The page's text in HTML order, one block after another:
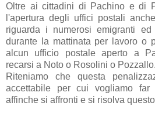
Oltre ai cittadini di Pachino e di
l'apertura degli uffici postali
riguarda i numerosi emigranti
durante la mattinata per lavoro o
alcun ufficio postale aperto a
recarsi a Noto o Rosolini o Pozzallo.
Riteniamo che questa
accettabile per cui vogliamo
affinche si affronti e si risolva